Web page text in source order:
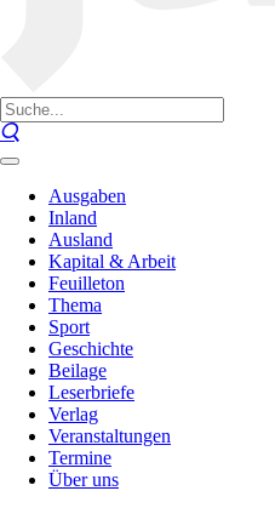
Ausgaben
Inland
Ausland
Kapital & Arbeit
Feuilleton
Thema
Sport
Geschichte
Beilage
Leserbriefe
Verlag
Veranstaltungen
Termine
Über uns